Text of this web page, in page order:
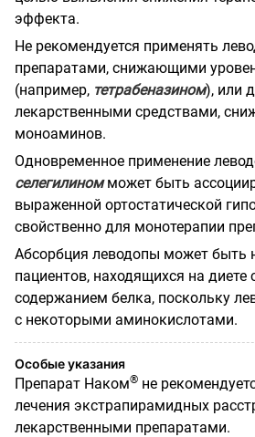
эффекта.
Не рекомендуется применять
препаратами, снижающими
(например, тетрабеназином), или
лекарственными средствами,
моноаминов.
Одновременное применение
селегилиномможет быть
выраженной ортостатической
свойственно для монотерапии
Абсорбция леводопы может быть
пациентов, находящихся на
содержанием белка, поскольку
с некоторыми аминокислотами.
Особые указания
Препарат Наком® не
лечения экстрапирамидных
лекарственными препаратами.